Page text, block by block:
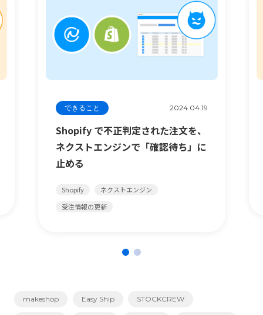
できること 2024.04.19
Shopify で不正判定された注文を、
ネクストエンジンで「確認待ち」に
止める
Shopify
ネクストエンジン
受注情報の更新
makeshop Easy Ship STOCKCREW